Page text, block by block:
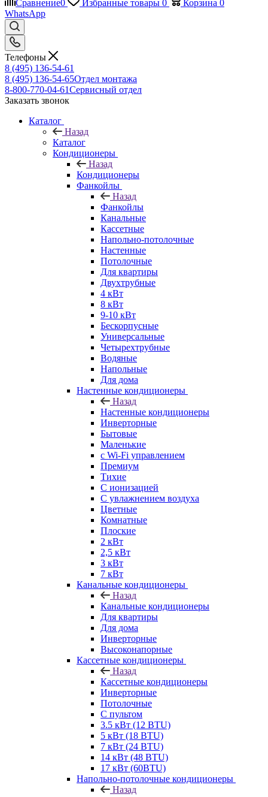
Сравнение0 Избранные товары 0 Корзина 0
WhatsApp
Телефоны
8 (495) 136-54-61
8 (495) 136-54-65Отдел монтажа
8-800-770-04-61Сервисный отдел
Заказать звонок
Каталог
Назад
Каталог
Кондиционеры
Назад
Кондиционеры
Фанкойлы
Назад
Фанкойлы
Канальные
Кассетные
Напольно-потолочные
Настенные
Потолочные
Для квартиры
Двухтрубные
4 кВт
8 кВт
9-10 кВт
Бескорпусные
Универсальные
Четырехтрубные
Водяные
Напольные
Для дома
Настенные кондиционеры
Назад
Настенные кондиционеры
Инверторные
Бытовые
Маленькие
с Wi-Fi управлением
Премиум
Тихие
С ионизацией
С увлажнением воздуха
Цветные
Комнатные
Плоские
2 кВт
2,5 кВт
3 кВт
7 кВт
Канальные кондиционеры
Назад
Канальные кондиционеры
Для квартиры
Для дома
Инверторные
Высоконапорные
Кассетные кондиционеры
Назад
Кассетные кондиционеры
Инверторные
Потолочные
С пультом
3.5 кВт (12 BTU)
5 кВт (18 BTU)
7 кВт (24 BTU)
14 кВт (48 BTU)
17 кВт (60BTU)
Напольно-потолочные кондиционеры
Назад